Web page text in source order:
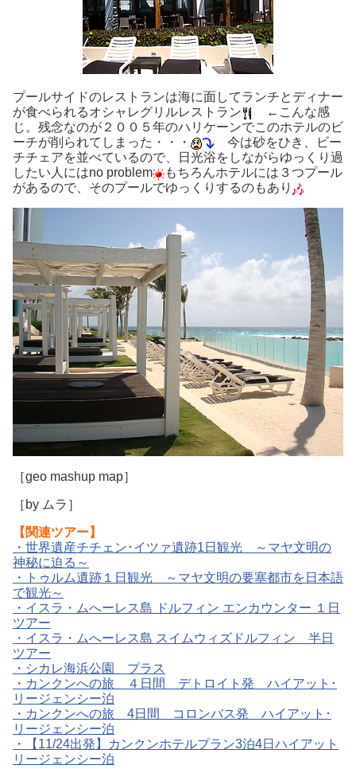
プールサイドのレストランは海に面してランチとディナー
が食べられるオシャレグリルレストラン
←こんな感
じ。残念なのが２００５年のハリケーンでこのホテルのビ
ーチが削られてしまった・・・
今は砂をひき、ビー
チチェアを並べているので、日光浴をしながらゆっくり過
したい人にはno problem
もちろんホテルには３つプール
があるので、そのプールでゆっくりするのもあり
［geo mashup map］
［by ムラ］
【関連ツアー】
・世界遺産チチェン･イツァ遺跡1日観光 ～マヤ文明の
神秘に迫る～
・トゥルム遺跡１日観光 ～マヤ文明の要塞都市を日本語
で観光～
・イスラ・ムへーレス島 ドルフィン エンカウンター １日
ツアー
・イスラ・ムへーレス島 スイムウィズドルフィン 半日
ツアー
・シカレ海浜公園 プラス
・カンクンへの旅 ４日間 デトロイト発 ハイアット･
リージェンシー泊
・カンクンへの旅 4日間 コロンバス発 ハイアット･
リージェンシー泊
・【11/24出発】カンクンホテルプラン3泊4日ハイアット
リージェンシー泊